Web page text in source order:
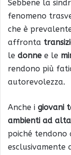
Sebbene la
fenomeno
che è
affronta
le donne e le
rendono più
autorevolezza.
Anche i giovani
ambienti ad
poiché
esclusivamente